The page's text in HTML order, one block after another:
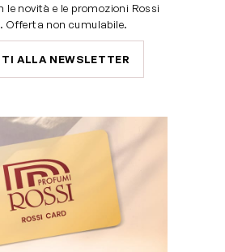
le novità e le promozioni Rossi
Offerta non cumulabile.
ALLA NEWSLETTER